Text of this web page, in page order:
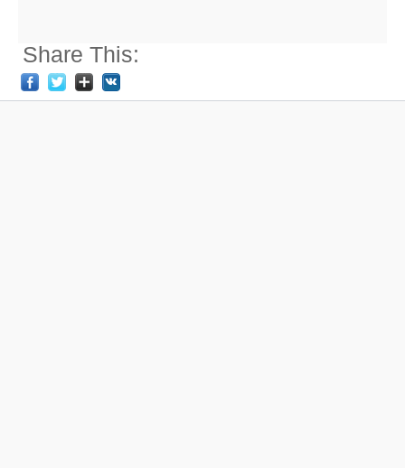
Share This: